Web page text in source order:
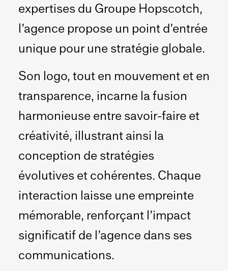
expertises du Groupe Hopscotch,
l’agence propose un point d’entrée
unique pour une stratégie globale.
Son logo, tout en mouvement et en
transparence, incarne la fusion
harmonieuse entre savoir-faire et
créativité, illustrant ainsi la
conception de stratégies
évolutives et cohérentes. Chaque
interaction laisse une empreinte
mémorable, renforçant l’impact
significatif de l’agence dans ses
communications.